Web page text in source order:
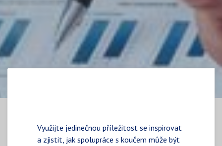
Využijte jedinečnou příležitost se inspirovat
a zjistit, jak spolupráce s koučem může být